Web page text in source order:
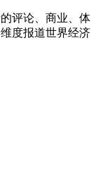
评论、商业、体
度报道世界经济